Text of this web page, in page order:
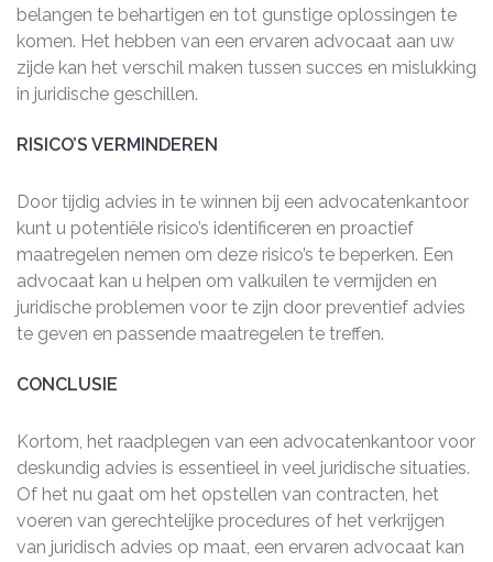
belangen te behartigen en tot gunstige oplossingen te
komen. Het hebben van een ervaren advocaat aan uw
zijde kan het verschil maken tussen succes en mislukking
in juridische geschillen.
RISICO’S VERMINDEREN
Door tijdig advies in te winnen bij een advocatenkantoor
kunt u potentiële risico’s identificeren en proactief
maatregelen nemen om deze risico’s te beperken. Een
advocaat kan u helpen om valkuilen te vermijden en
juridische problemen voor te zijn door preventief advies
te geven en passende maatregelen te treffen.
CONCLUSIE
Kortom, het raadplegen van een advocatenkantoor voor
deskundig advies is essentieel in veel juridische situaties.
Of het nu gaat om het opstellen van contracten, het
voeren van gerechtelijke procedures of het verkrijgen
van juridisch advies op maat, een ervaren advocaat kan